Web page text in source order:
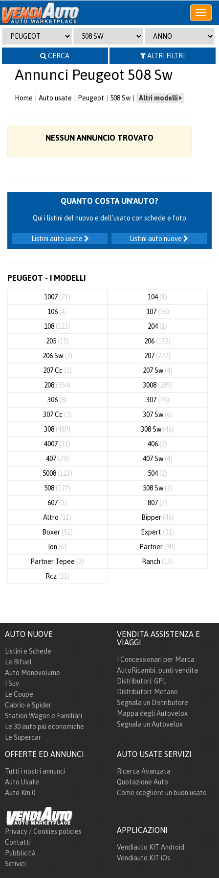
Apri
o
chiudi
menu
CERCA
ALTRI FILTRI
Annunci Peugeot 508 Sw
Home Auto usate Peugeot 508 Sw Altri modelli
NESSUN ANNUNCIO TROVATO
QUANTO COSTA UN'AUTO?
Qui i listini del nuovo e dell'usato con schede e foto
Listini auto nuove
Listini auto usate
PEUGEOT - I MODELLI
1007 (21) 104(1)
106 (4) 107 (56)
108 (123) 204(1)
205 (15) 206 (172)
206 Sw (2) 207 (272)
207 Cc (1) 207 Sw (4)
208 (554) 3008 (289)
306 (8) 307 (76)
307 Cc (1) 307 Sw (6)
308 (489) 308 Sw (46)
4007 (11) 406 (2)
407 (29) 407 Sw (4)
5008 (123) 504(2)
508 (127) 508 Sw (2)
607 (1) 807 (7)
Altro (11) Bipper (46)
Boxer (52) Expert (31)
Ion (6) Partner (90)
Partner Tepee (2) Ranch (13)
Rcz (11)
AUTO NUOVE
Listini e Schede
Le Bifuel
Auto Monovolume
I Suv
Le Coupe
Cabrio e Spider
Station Wagon e Familiari
Le 30 auto più economiche
Le Supercar
VENDITA ASSISTENZA E
VIAGGI
I Concessionari per Marca
AutoRicambi: punti vendita
Distributori: GPL
Distributori: Metano
Segnala un Distributore
Mappa degli Autovelox
Segnala un Autovelox
OFFERTE ED ANNUNCI
Tutti i nostri annunci
Auto Usate
Auto Km 0
AUTO USATE SERVIZI
Ricerca Avanzata
Quotazione Auto
Come scegliere un buon usato
Privacy / Cookies policies
Contatti
Pubblicità
Scrivici
APPLICAZIONI
Vendiauto KIT Android
Vendiauto KIT iOs